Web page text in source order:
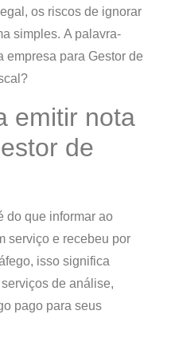
, os riscos de ignorar
simples. A palavra-
empresa para Gestor de
emitir nota
de
do que informar ao
serviço e recebeu por
isso significa
de análise,
pago para seus